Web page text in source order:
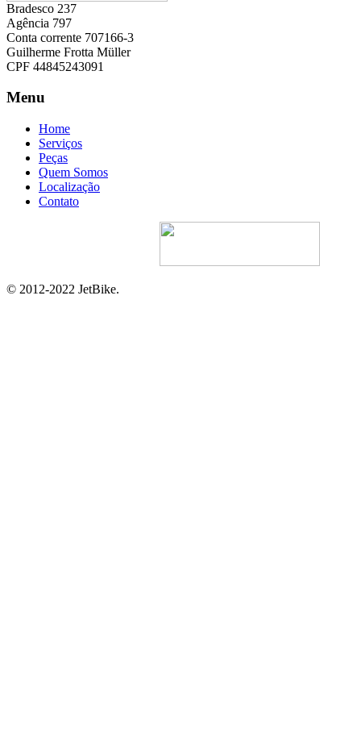
Bradesco 237
Agência 797
Conta corrente 707166-3
Guilherme Frotta Müller
CPF 44845243091
Menu
Home
Serviços
Peças
Quem Somos
Localização
Contato
© 2012-2022 JetBike.